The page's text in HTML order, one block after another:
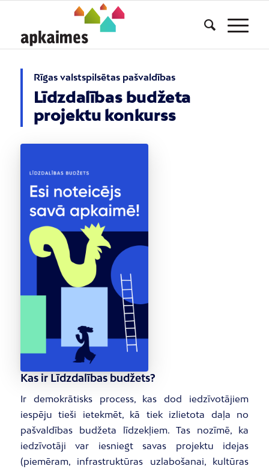
Rīgas valstspilsētas pašvaldības
Līdzdalības budžeta
projektu konkurss
Kas ir Līdzdalības budžets?
Ir demokrātisks process, kas dod iedzīvotājiem
iespēju tieši ietekmēt, kā tiek izlietota daļa no
pašvaldības budžeta līdzekļiem. Tas nozīmē, ka
iedzīvotāji var iesniegt savas projektu idejas
(piemēram, infrastruktūras uzlabošanai, kultūras